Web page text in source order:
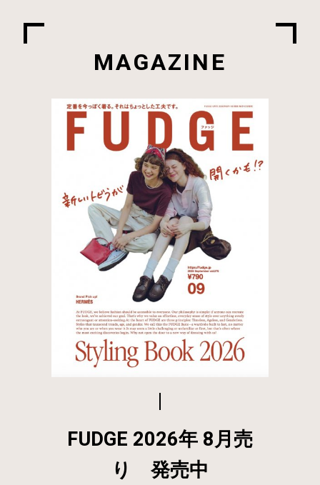
MAGAZINE
FUDGE 2026年 8月売
り 発売中